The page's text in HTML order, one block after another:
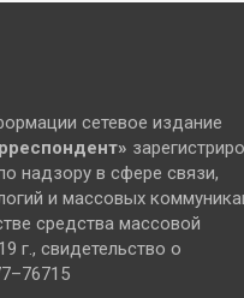
сетевое издание
надзору в сфере связи,
и массовых
средства массовой
г., свидетельство о